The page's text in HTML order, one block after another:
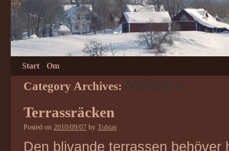
Start Om
Category Archives: Nätlänkar
Terrassräcken
Posted on 2010/09/07 by Tobias
Den blivande terrassen behöver